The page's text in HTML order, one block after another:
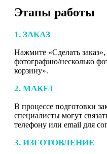
Этапы работы
1. ЗАКАЗ
Нажмите «Сделать
фотографию/несколько
корзину».
2. МАКЕТ
В процессе подготовки
специалисты могут
телефону или email для
3. ИЗГОТОВЛЕНИЕ